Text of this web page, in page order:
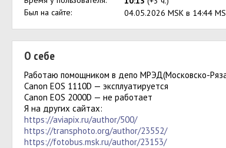
Был на сайте:
04.05.2026 MSK в 14:44
О себе
Работаю помощником в депо МРЭД(Московско-
Canon EOS 1110D — эксплуатируется
Canon EOS 2000D — не работает
Я на других сайтах:
https://aviapix.ru/author/500/
https://transphoto.org/author/23552/
https://fotobus.msk.ru/author/23153/